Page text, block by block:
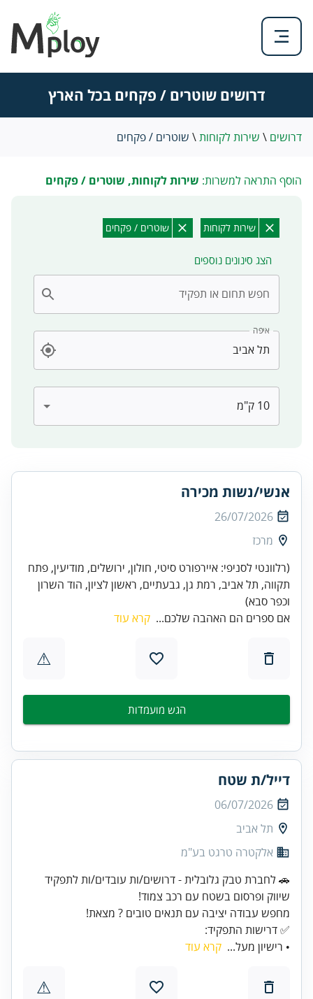
דרושים שוטרים / פקחים בכל הארץ
דרושים \ שירות לקוחות\ שוטרים / פקחים
הוסף התראה למשרות: שירות לקוחות, שוטרים / פקחים
שירות לקוחות שוטרים / פקחים
הצג סינונים נוספים
חפש תחום או תפקיד
איפה
אנשי/נשות מכירה
26/07/2026
מרכז
(רלוונטי לסניפי: איירפורט סיטי, חולון, ירושלים, מודיעין, פתח
תקווה, תל אביב, רמת גן, גבעתיים, ראשון לציון, הוד השרון
וכפר סבא)
אם ספרים הם האהבה שלכם... קרא עוד
⚠
הגש מועמדות
דייל/ת שטח
06/07/2026
תל אביב
אלקטרה טרגט בע"מ
🚗 לחברת טבק גלובלית - דרושים/ות עובדים/ות לתפקיד
✅ דרישות התפקיד:
• רישיון מעל... קרא עוד
⚠